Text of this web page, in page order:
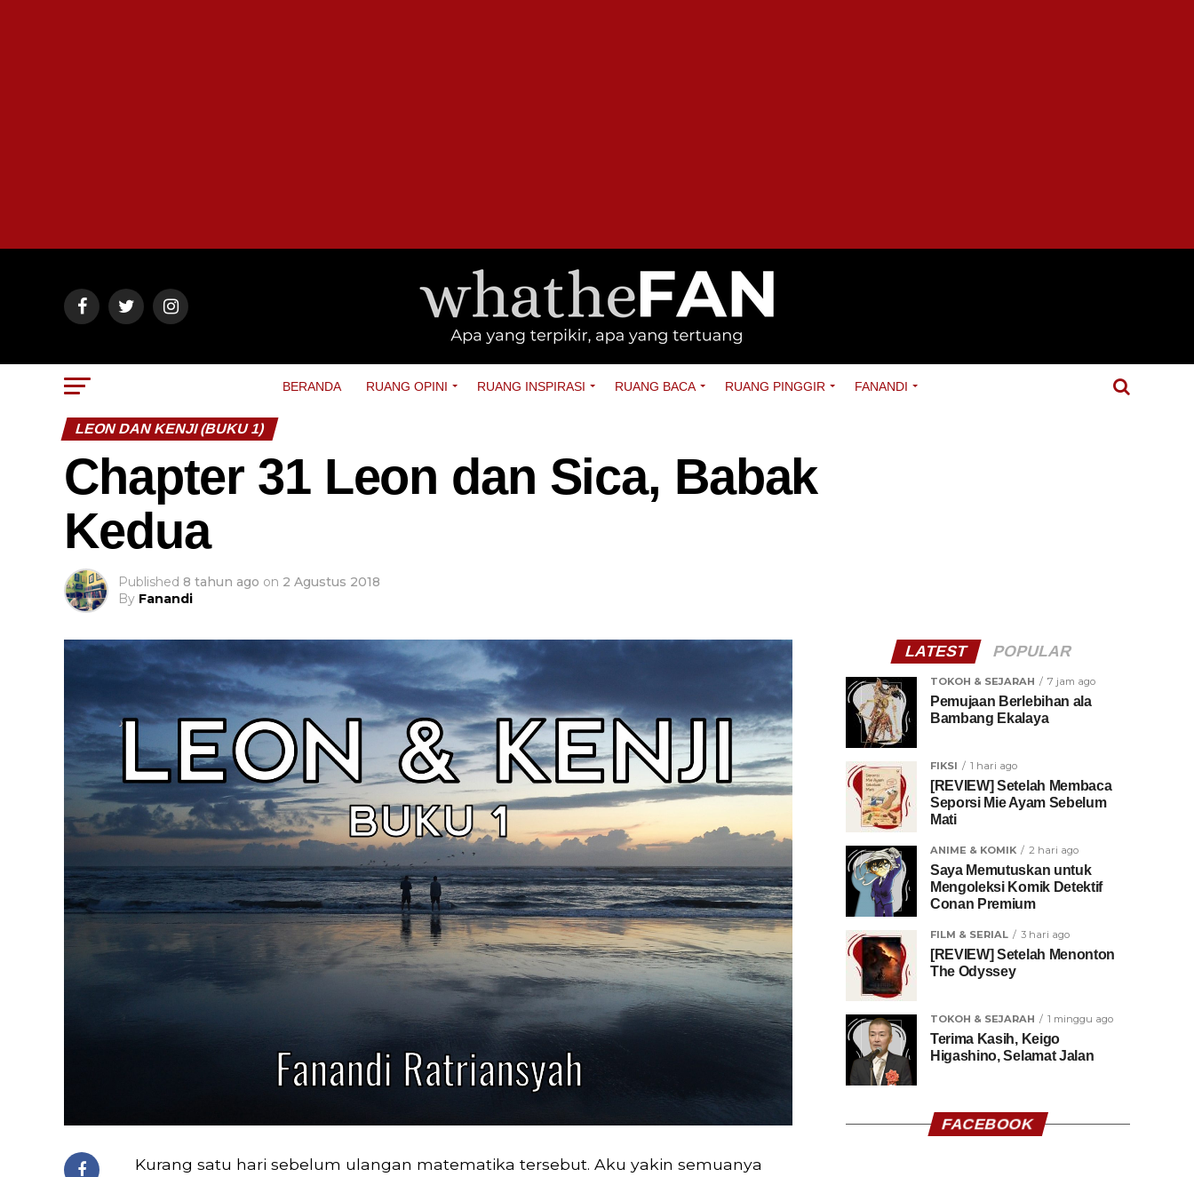
BERANDA RUANG OPINI RUANG INSPIRASI RUANG BACA RUANG PINGGIR FANANDI
LEON DAN KENJI (BUKU 1)
Chapter 31 Leon dan Sica, Babak
Kedua
Published 8 tahun ago on 2 Agustus 2018
By Fanandi
Kurang satu hari sebelum ulangan matematika tersebut. Aku yakin semuanya
LATEST POPULAR
TOKOH & SEJARAH 7 jam ago
Pemujaan Berlebihan ala
Bambang Ekalaya
FIKSI 1 hari ago
[REVIEW] Setelah Membaca
Seporsi Mie Ayam Sebelum
Mati
ANIME & KOMIK 2 hari ago
Saya Memutuskan untuk
Mengoleksi Komik Detektif
Conan Premium
FILM & SERIAL 3 hari ago
[REVIEW] Setelah Menonton
The Odyssey
TOKOH & SEJARAH 1 minggu ago
Terima Kasih, Keigo
Higashino, Selamat Jalan
FACEBOOK